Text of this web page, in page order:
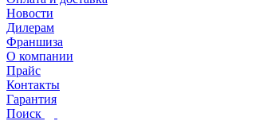
Новости
Дилерам
Франшиза
О компании
Прайс
Контакты
Гарантия
Поиск